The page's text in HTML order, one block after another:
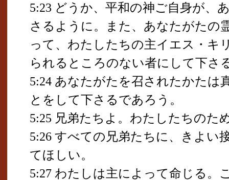
5:23 どうか、平和の神ご自身が、
さるように。また、あなたがたの
って、わたしたちの主イエス・キ
られるところのない者にして下さ
5:24 あなたがたを召されたかたは
とをして下さるであろう。
5:25 兄弟たちよ。わたしたちのた
5:26 すべての兄弟たちに、きよい
てほしい。
5:27 わたしは主によって命じる。